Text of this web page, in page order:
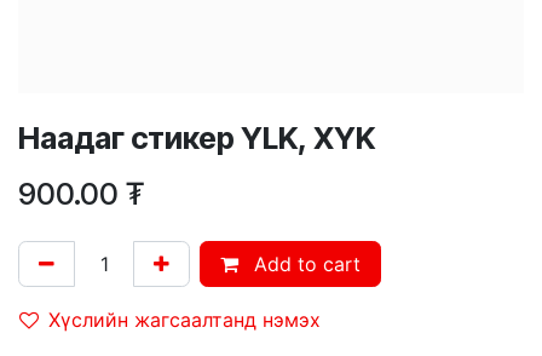
Наадаг стикер YLK, XYK
900.00 ₮
Add to cart
Хүслийн жагсаалтанд нэмэх